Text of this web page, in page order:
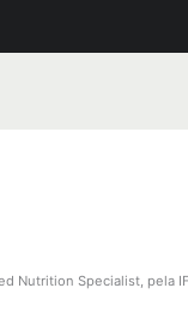
Nutrition Specialist, pela